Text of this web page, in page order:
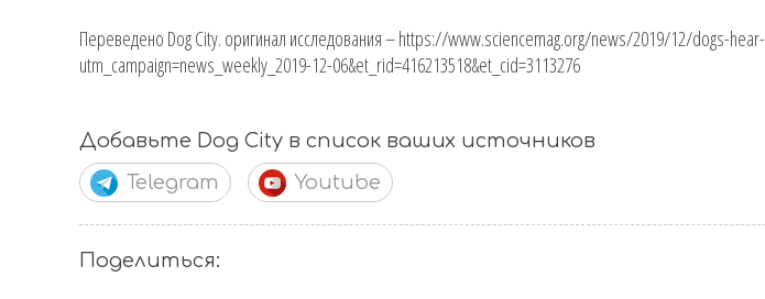
Переведено Dog City. оригинал исследования – https://www.sciencemag.org/news/2019/12/dogs-
utm_campaign=news_weekly_2019-12-06&et_rid=416213518&et_cid=3113276
Добавьте Dog City в список ваших источников
Telegram
Youtube
Поделиться: